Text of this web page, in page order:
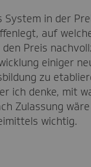
in der
auf
Preis
einiger
zu
ich denke, mit
Zulassung
wichtig.